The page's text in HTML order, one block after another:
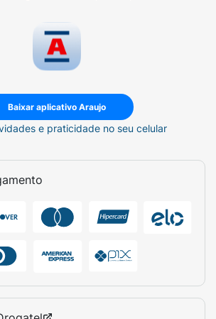
Baixar aplicativo Araujo
e praticidade no seu celular